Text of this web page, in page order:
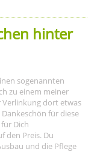
hinter
sogenannten
zu einem meiner
Verlinkung dort etwas
für diese
Dich
den Preis. Du
und die Pflege